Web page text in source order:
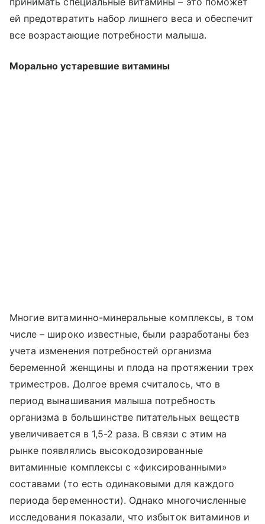
ей предотвратить набор лишнего веса и обеспечит
все возрастающие потребности малыша.
Морально устаревшие витамины
Многие витаминно-минеральные комплексы, в том
числе – широко известные, были разработаны без
учета изменения потребностей организма
беременной женщины и плода на протяжении трех
триместров. Долгое время считалось, что в
период вынашивания малыша потребность
организма в большинстве питательных веществ
увеличивается в 1,5-2 раза. В связи с этим на
рынке появлялись высокодозированные
витаминные комплексы с «фиксированными»
составами (то есть одинаковыми для каждого
периода беременности). Однако многочисленные
исследования показали, что избыток витаминов и